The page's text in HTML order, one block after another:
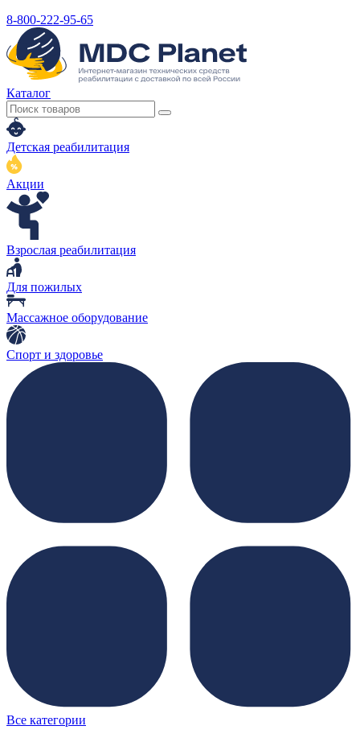
8-800-222-95-65
Каталог
Детская реабилитация
Акции
Взрослая реабилитация
Для пожилых
Массажное оборудование
Спорт и здоровье
Все категории